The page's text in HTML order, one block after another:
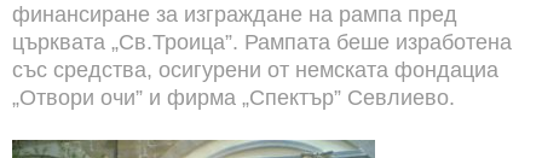
финансиране за изграждане на рампа пред
църквата „Св.Троица”. Рампата беше изработена
със средства, осигурени от немската фондациа
„Отвори очи” и фирма „Спектър” Севлиево.